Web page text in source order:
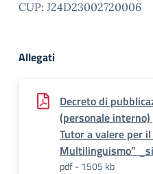
CUP: J24D23002720006
Allegati
Decreto di
(personale
Tutor a valere per
Multilinguismo”
pdf - 1505 kb